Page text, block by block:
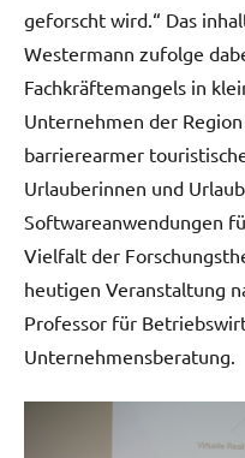
geforscht wird.“ Das
Westermann zufolge
Fachkräftemangels in
Unternehmen der
barrierearmer
Urlauberinnen und
Softwareanwendungen
Vielfalt der
heutigen Veranstaltung
Professor für
Unternehmensberatung.